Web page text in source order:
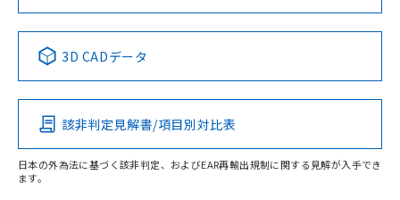
Pb Hg Cd Cr(VI)
O
3D CADデータ
該非判定見解書/項目別対比表
日本の外為法に基づく該非判定、およびEAR再輸出規制に関する見解が入手でき
ます。